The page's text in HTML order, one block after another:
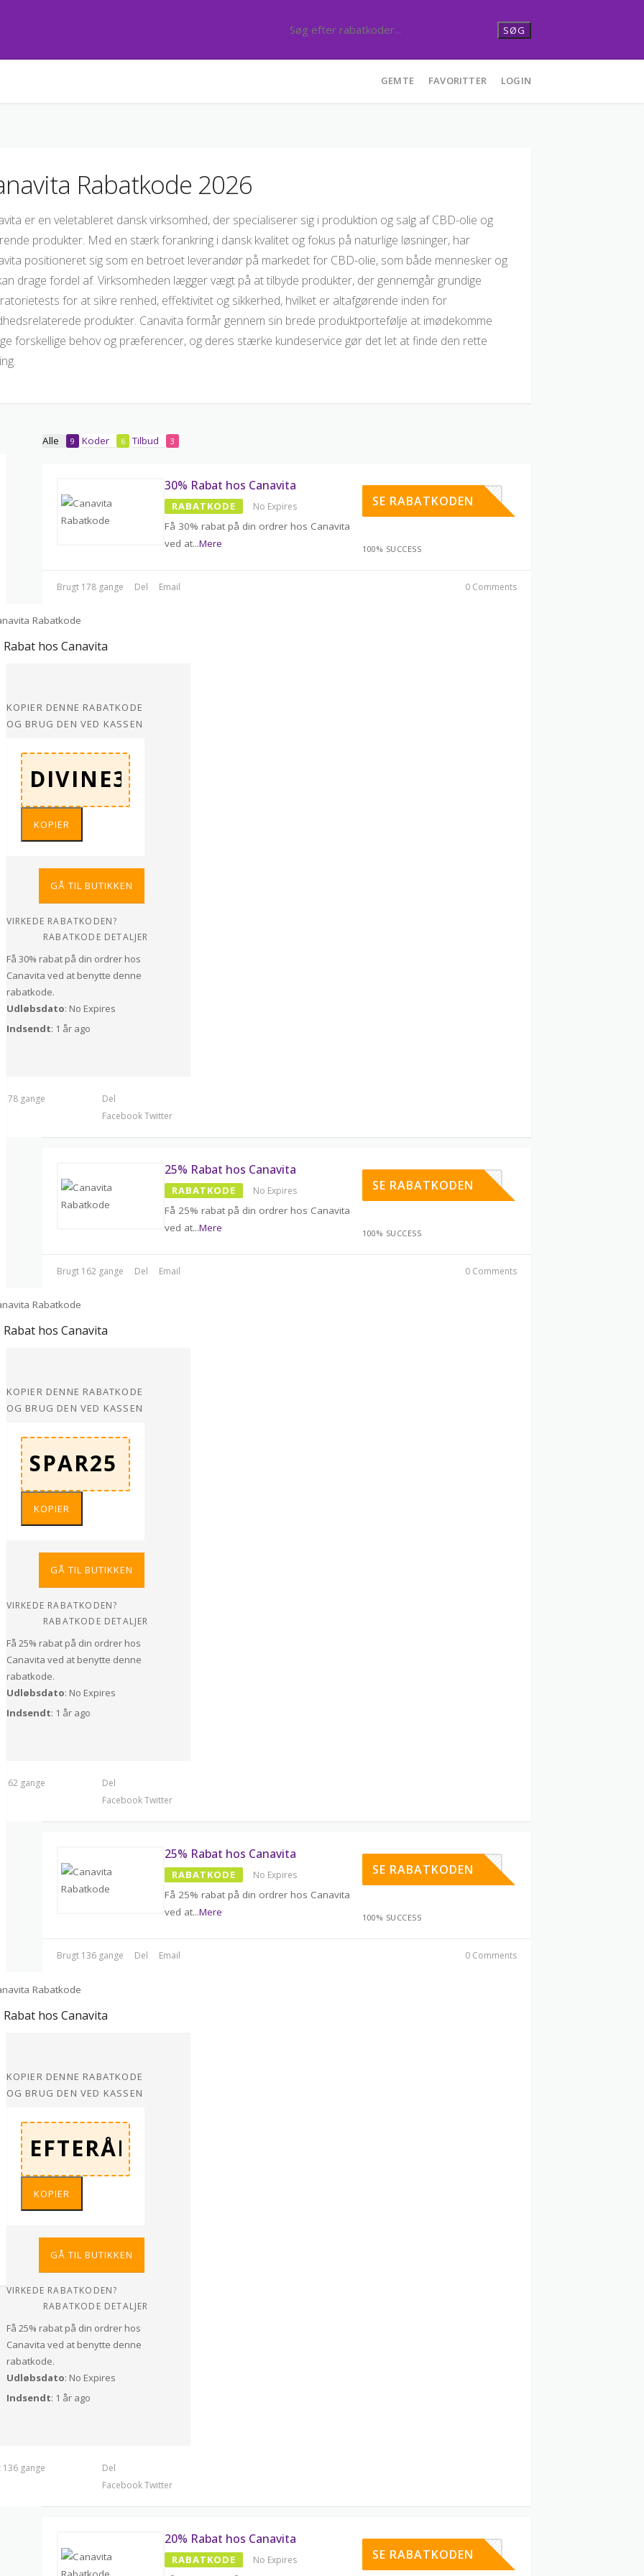
SØG
GEMTE FAVORITTER LOGIN
Rabatkode 2026
er en veletableret dansk virksomhed, der specialiserer sig i produktion og salg af CBD-olie og
produkter. Med en stærk forankring i dansk kvalitet og fokus på naturlige løsninger, har
positioneret sig som en betroet leverandør på markedet for CBD-olie, som både mennesker og
drage fordel af. Virksomheden lægger vægt på at tilbyde produkter, der gennemgår grundige
for at sikre renhed, effektivitet og sikkerhed, hvilket er altafgørende inden for
produkter. Canavita formår gennem sin brede produktportefølje at imødekomme
forskellige behov og præferencer, og deres stærke kundeservice gør det let at finde den rette
Alle 9 Koder 6 Tilbud 3
30% Rabat hos Canavita
RABATKODE No Expires
Få 30% rabat på din ordrer hos Canavita
ved at...Mere
DIVINE30
SE RABATKODEN
100% SUCCESS
Brugt 178 gange Del Email 0 Comments
Rabat hos Canavita
KOPIER DENNE RABATKODE
OG BRUG DEN VED KASSEN
KOPIER
GÅ TIL BUTIKKEN
VIRKEDE RABATKODEN?
RABATKODE DETALJER
Få 30% rabat på din ordrer hos
Canavita ved at benytte denne
rabatkode.
Udløbsdato: No Expires
Indsendt: 1 år ago
gange
Del
FacebookTwitter
25% Rabat hos Canavita
RABATKODE No Expires
Få 25% rabat på din ordrer hos Canavita
ved at...Mere
SPAR25
SE RABATKODEN
100% SUCCESS
Brugt 162 gange Del Email 0 Comments
Rabat hos Canavita
KOPIER DENNE RABATKODE
OG BRUG DEN VED KASSEN
KOPIER
GÅ TIL BUTIKKEN
VIRKEDE RABATKODEN?
RABATKODE DETALJER
Få 25% rabat på din ordrer hos
Canavita ved at benytte denne
rabatkode.
Udløbsdato: No Expires
Indsendt: 1 år ago
gange
Del
FacebookTwitter
25% Rabat hos Canavita
RABATKODE No Expires
Få 25% rabat på din ordrer hos Canavita
ved at...Mere
TERÅR25
SE RABATKODEN
100% SUCCESS
Brugt 136 gange Del Email 0 Comments
Rabat hos Canavita
KOPIER DENNE RABATKODE
OG BRUG DEN VED KASSEN
KOPIER
GÅ TIL BUTIKKEN
VIRKEDE RABATKODEN?
RABATKODE DETALJER
Få 25% rabat på din ordrer hos
Canavita ved at benytte denne
rabatkode.
Udløbsdato: No Expires
Indsendt: 1 år ago
gange
Del
FacebookTwitter
20% Rabat hos Canavita
RABATKODE No Expires SPAR20
SE RABATKODEN